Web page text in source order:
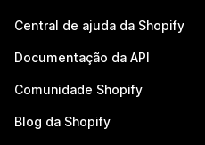
Central de ajuda da Shopify
Documentação da API
Comunidade Shopify
Blog da Shopify